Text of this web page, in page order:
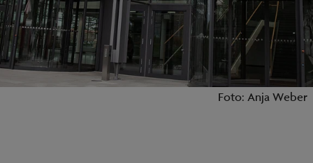
Foto: Anja Weber